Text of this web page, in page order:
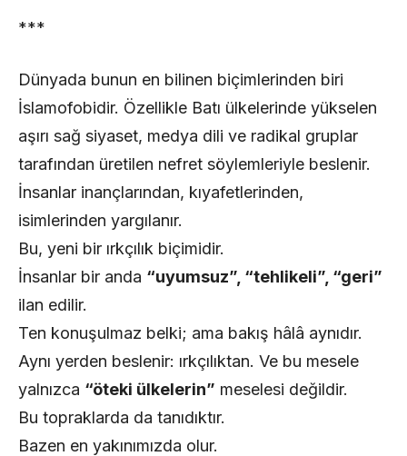
***
Dünyada bunun en bilinen biçimlerinden biri
İslamofobidir. Özellikle Batı ülkelerinde yükselen
aşırı sağ siyaset, medya dili ve radikal gruplar
tarafından üretilen nefret söylemleriyle beslenir.
İnsanlar inançlarından, kıyafetlerinden,
isimlerinden yargılanır.
Bu, yeni bir ırkçılık biçimidir.
İnsanlar bir anda “uyumsuz”, “tehlikeli”, “geri”
ilan edilir.
Ten konuşulmaz belki; ama bakış hâlâ aynıdır.
Aynı yerden beslenir: ırkçılıktan. Ve bu mesele
yalnızca “öteki ülkelerin” meselesi değildir.
Bu topraklarda da tanıdıktır.
Bazen en yakınımızda olur.